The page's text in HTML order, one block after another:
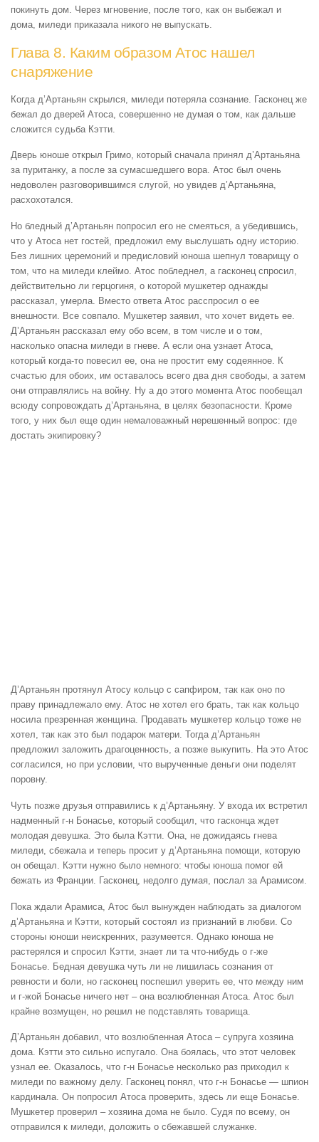
покинуть дом. Через мгновение, после того, как он выбежал и
дома, миледи приказала никого не выпускать.
Глава 8. Каким образом Атос нашел
снаряжение
Когда д’Артаньян скрылся, миледи потеряла сознание. Гасконец же
бежал до дверей Атоса, совершенно не думая о том, как дальше
сложится судьба Кэтти.
Дверь юноше открыл Гримо, который сначала принял д’Артаньяна
за пуританку, а после за сумасшедшего вора. Атос был очень
недоволен разговорившимся слугой, но увидев д’Артаньяна,
расхохотался.
Но бледный д’Артаньян попросил его не смеяться, а убедившись,
что у Атоса нет гостей, предложил ему выслушать одну историю.
Без лишних церемоний и предисловий юноша шепнул товарищу о
том, что на миледи клеймо. Атос побледнел, а гасконец спросил,
действительно ли герцогиня, о которой мушкетер однажды
рассказал, умерла. Вместо ответа Атос расспросил о ее
внешности. Все совпало. Мушкетер заявил, что хочет видеть ее.
Д’Артаньян рассказал ему обо всем, в том числе и о том,
насколько опасна миледи в гневе. А если она узнает Атоса,
который когда-то повесил ее, она не простит ему содеянное. К
счастью для обоих, им оставалось всего два дня свободы, а затем
они отправлялись на войну. Ну а до этого момента Атос пообещал
всюду сопровождать д’Артаньяна, в целях безопасности. Кроме
того, у них был еще один немаловажный нерешенный вопрос: где
достать экипировку?
Д’Артаньян протянул Атосу кольцо с сапфиром, так как оно по
праву принадлежало ему. Атос не хотел его брать, так как кольцо
носила презренная женщина. Продавать мушкетер кольцо тоже не
хотел, так как это был подарок матери. Тогда д’Артаньян
предложил заложить драгоценность, а позже выкупить. На это Атос
согласился, но при условии, что вырученные деньги они поделят
поровну.
Чуть позже друзья отправились к д’Артаньяну. У входа их встретил
надменный г-н Бонасье, который сообщил, что гасконца ждет
молодая девушка. Это была Кэтти. Она, не дожидаясь гнева
миледи, сбежала и теперь просит у д’Артаньяна помощи, которую
он обещал. Кэтти нужно было немного: чтобы юноша помог ей
бежать из Франции. Гасконец, недолго думая, послал за Арамисом.
Пока ждали Арамиса, Атос был вынужден наблюдать за диалогом
д’Артаньяна и Кэтти, который состоял из признаний в любви. Со
стороны юноши неискренних, разумеется. Однако юноша не
растерялся и спросил Кэтти, знает ли та что-нибудь о г-же
Бонасье. Бедная девушка чуть ли не лишилась сознания от
ревности и боли, но гасконец поспешил уверить ее, что между ним
и г-жой Бонасье ничего нет – она возлюбленная Атоса. Атос был
крайне возмущен, но решил не подставлять товарища.
Д’Артаньян добавил, что возлюбленная Атоса – супруга хозяина
дома. Кэтти это сильно испугало. Она боялась, что этот человек
узнал ее. Оказалось, что г-н Бонасье несколько раз приходил к
миледи по важному делу. Гасконец понял, что г-н Бонасье — шпион
кардинала. Он попросил Атоса проверить, здесь ли еще Бонасье.
Мушкетер проверил – хозяина дома не было. Судя по всему, он
отправился к миледи, доложить о сбежавшей служанке.